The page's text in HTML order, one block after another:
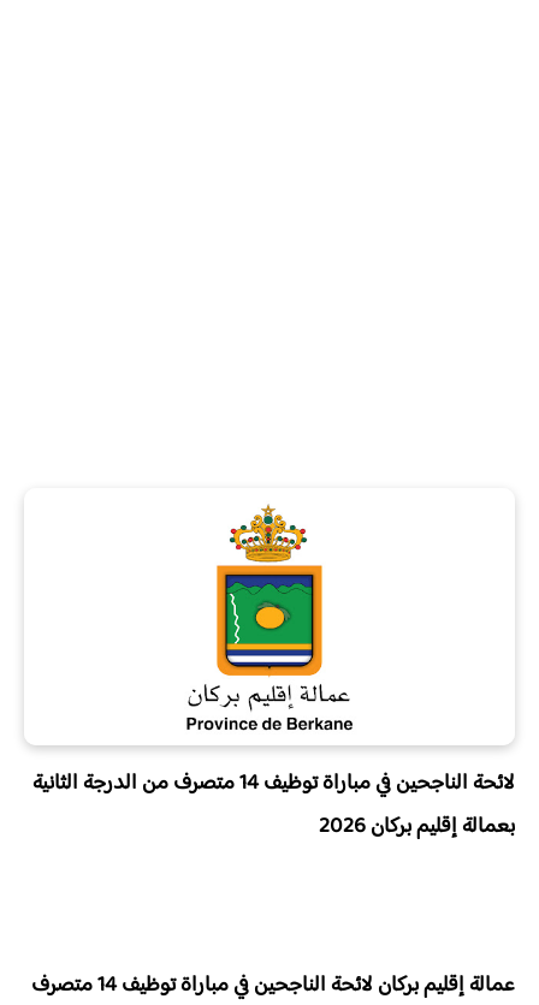
لائحة الناجحين في مباراة توظيف 14 متصرف من الدرجة الثانية
بعمالة إقليم بركان 2026
عمالة إقليم بركان لائحة الناجحين في مباراة توظيف 14 متصرف